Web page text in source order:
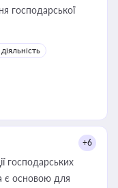
господарської
+6
господарських
є основою для